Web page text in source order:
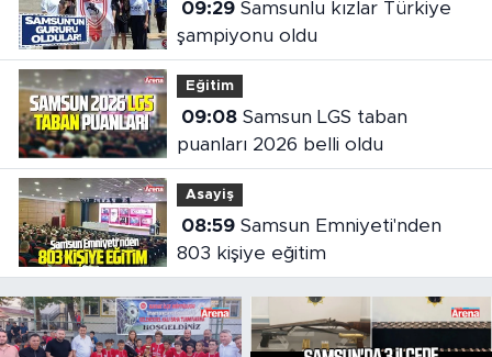
09:29Samsunlu kızlar Türkiye
şampiyonu oldu
Eğitim
09:08Samsun LGS taban
puanları 2026 belli oldu
Asayiş
08:59Samsun Emniyeti'nden
803 kişiye eğitim